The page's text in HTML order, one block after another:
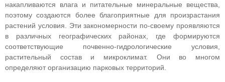
накапливаются влага и питательные минеральные вещества,
поэтому создаются более благоприятные для произрастания
растений условия. Эти закономерности по-своему проявляются
в различных географических районах, где формируются
соответствующие почвенно-гидрологические условия,
растительный состав и микроклимат. Они во многом
определяют организацию парковых территорий.